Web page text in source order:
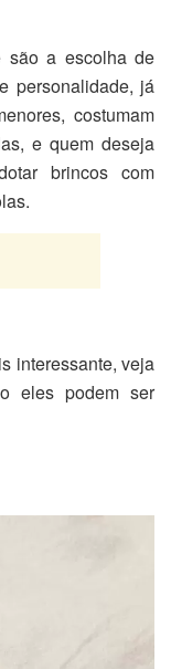
são a escolha de
personalidade, já
costumam
e quem deseja
brincos com
interessante, veja
eles podem ser